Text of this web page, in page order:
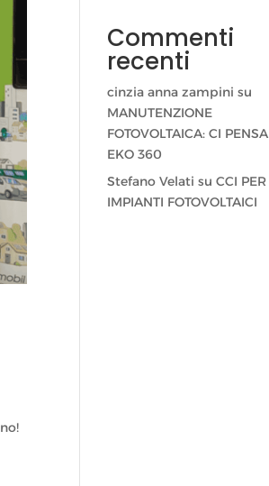
Commenti
recenti
cinzia anna zampini su
MANUTENZIONE
FOTOVOLTAICA: CI PENSA
EKO 360
Stefano Velati suCCI PER
IMPIANTI FOTOVOLTAICI